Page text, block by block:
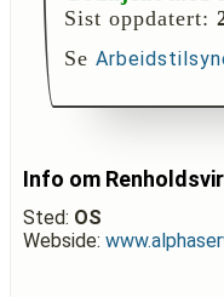
Sist oppdatert:
Se
Info om
Sted: OS
Webside: